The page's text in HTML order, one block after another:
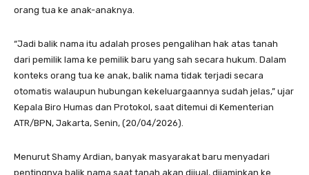
orang tua ke anak-anaknya.
“Jadi balik nama itu adalah proses pengalihan hak atas tanah
dari pemilik lama ke pemilik baru yang sah secara hukum. Dalam
konteks orang tua ke anak, balik nama tidak terjadi secara
otomatis walaupun hubungan kekeluargaannya sudah jelas,” ujar
Kepala Biro Humas dan Protokol, saat ditemui di Kementerian
ATR/BPN, Jakarta, Senin, (20/04/2026).
Menurut Shamy Ardian, banyak masyarakat baru menyadari
pentingnya balik nama saat tanah akan dijual, dijaminkan ke